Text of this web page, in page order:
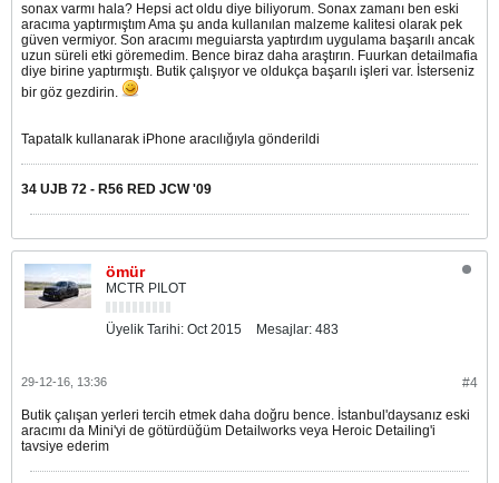
sonax varmı hala? Hepsi act oldu diye biliyorum. Sonax zamanı ben eski
aracıma yaptırmıştım Ama şu anda kullanılan malzeme kalitesi olarak pek
güven vermiyor. Son aracımı meguiarsta yaptırdım uygulama başarılı ancak
uzun süreli etki göremedim. Bence biraz daha araştırın. Fuurkan detailmafia
diye birine yaptırmıştı. Butik çalışıyor ve oldukça başarılı işleri var. İsterseniz
bir göz gezdirin.
Tapatalk kullanarak iPhone aracılığıyla gönderildi
34 UJB 72 - R56 RED JCW '09
ömür
MCTR PILOT
Üyelik Tarihi: Oct 2015 Mesajlar: 483
#4
29-12-16, 13:36
Butik çalışan yerleri tercih etmek daha doğru bence. İstanbul'daysanız eski
aracımı da Mini'yi de götürdüğüm Detailworks veya Heroic Detailing'i
tavsiye ederim